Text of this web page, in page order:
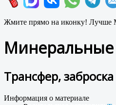
Жмите прямо на иконку! Лучше
Минеральные
Трансфер,
Информация о материале